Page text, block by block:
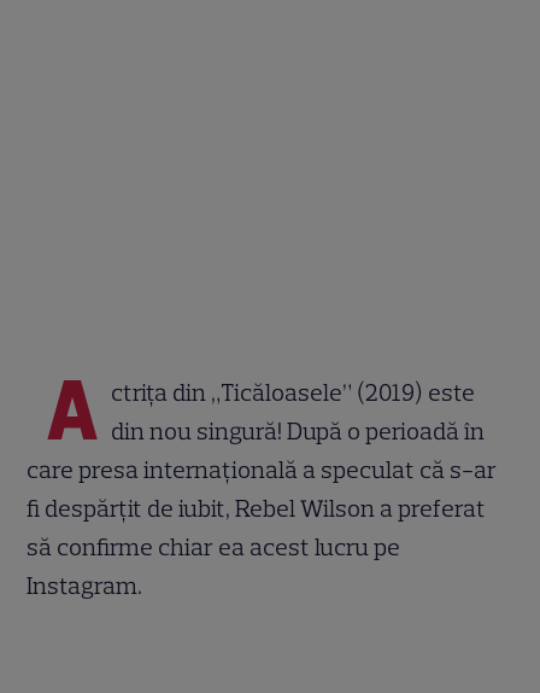
A ctrița din „Ticăloasele” (2019) este
din nou singură! După o perioadă în
care presa internațională a speculat că s-ar
fi despărțit de iubit, Rebel Wilson a preferat
să confirme chiar ea acest lucru pe
Instagram.